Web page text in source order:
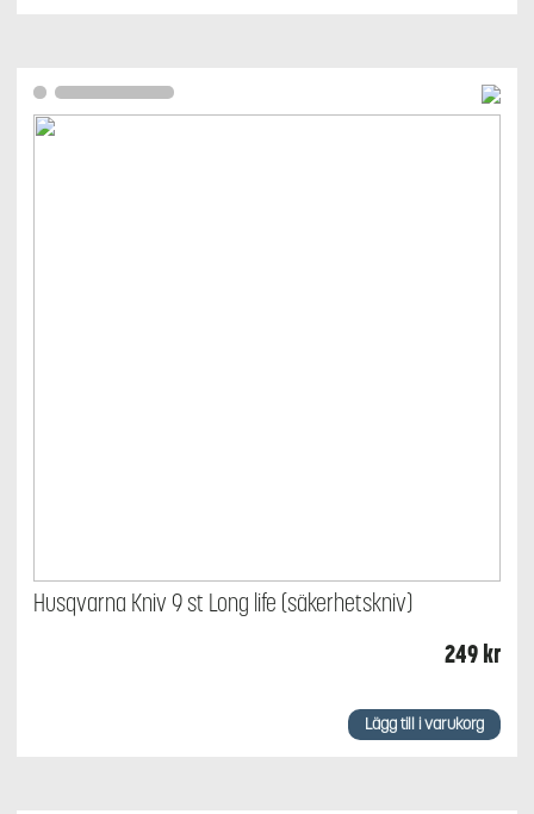
Husqvarna Kniv 9 st Long life (säkerhetskniv)
249kr
Lägg till i varukorg